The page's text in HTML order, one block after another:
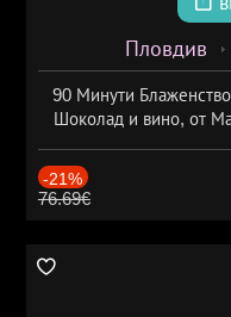
Пловдив
90 Минути
Шоколад и вино, от
-21%
76.69€